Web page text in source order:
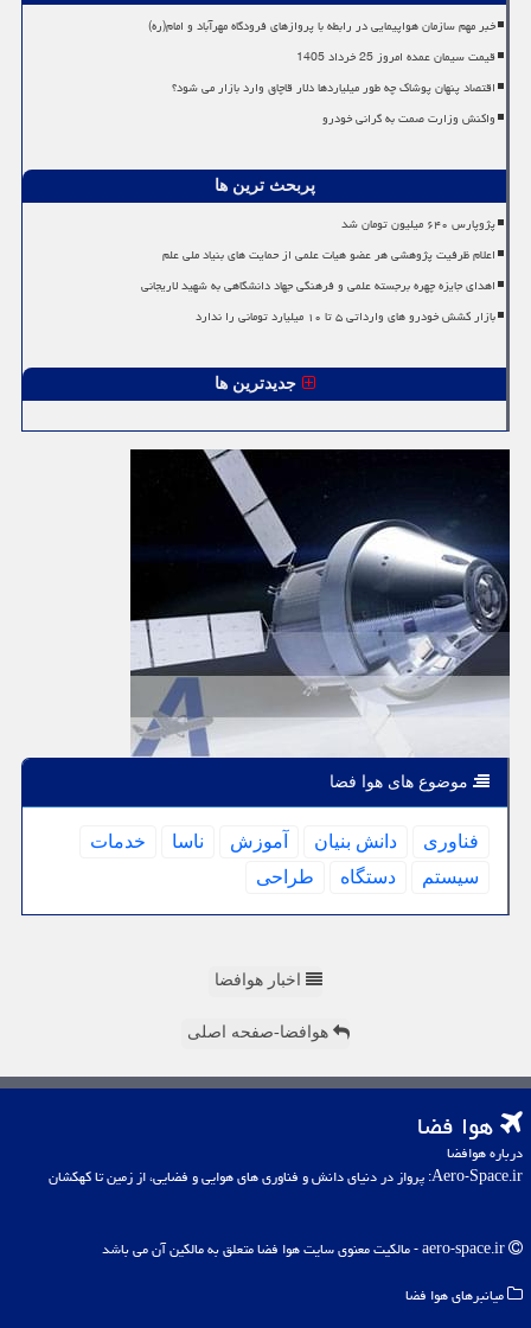
خبر مهم سازمان هواپیمایی در رابطه با پروازهای فرودگاه مهرآباد و امام(ره)
قیمت سیمان عمده امروز 25 خرداد 1405
اقتصاد پنهان پوشاک چه طور میلیاردها دلار قاچاق وارد بازار می شود؟
واکنش وزارت صمت به گرانی خودرو
پربحث ترین ها
پژوپارس ۶۴۰ میلیون تومان شد
اعلام ظرفیت پژوهشی هر عضو هیات علمی از حمایت های بنیاد ملی علم
اهدای جایزه چهره برجسته علمی و فرهنگی جهاد دانشگاهی به شهید لاریجانی
بازار کشش خودرو های وارداتی ۵ تا ۱۰ میلیارد تومانی را ندارد
جدیدترین ها
موضوع های هوا فضا
فناوری دانش بنیان آموزش ناسا
خدمات
سیستم
دستگاه طراحی
اخبار هوافضا
هوافضا-صفحه اصلی
هوا فضا
درباره هوافضا
Aero-Space.ir: پرواز در دنیای دانش و فناوری های هوایی و فضایی، از زمین تا کهکشان
میانبرهای هوا فضا